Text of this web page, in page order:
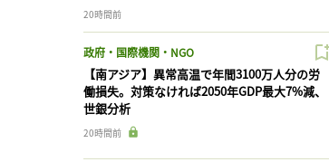
20時間前
政府・国際機関・NGO
【南アジア】異常高温で年間3100万人分の労
働損失。対策なければ2050年GDP最大7%減、
世銀分析
20時間前